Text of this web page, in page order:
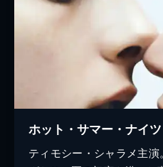
ホット・サマー・ナイツ
ティモシー・シャラメ主